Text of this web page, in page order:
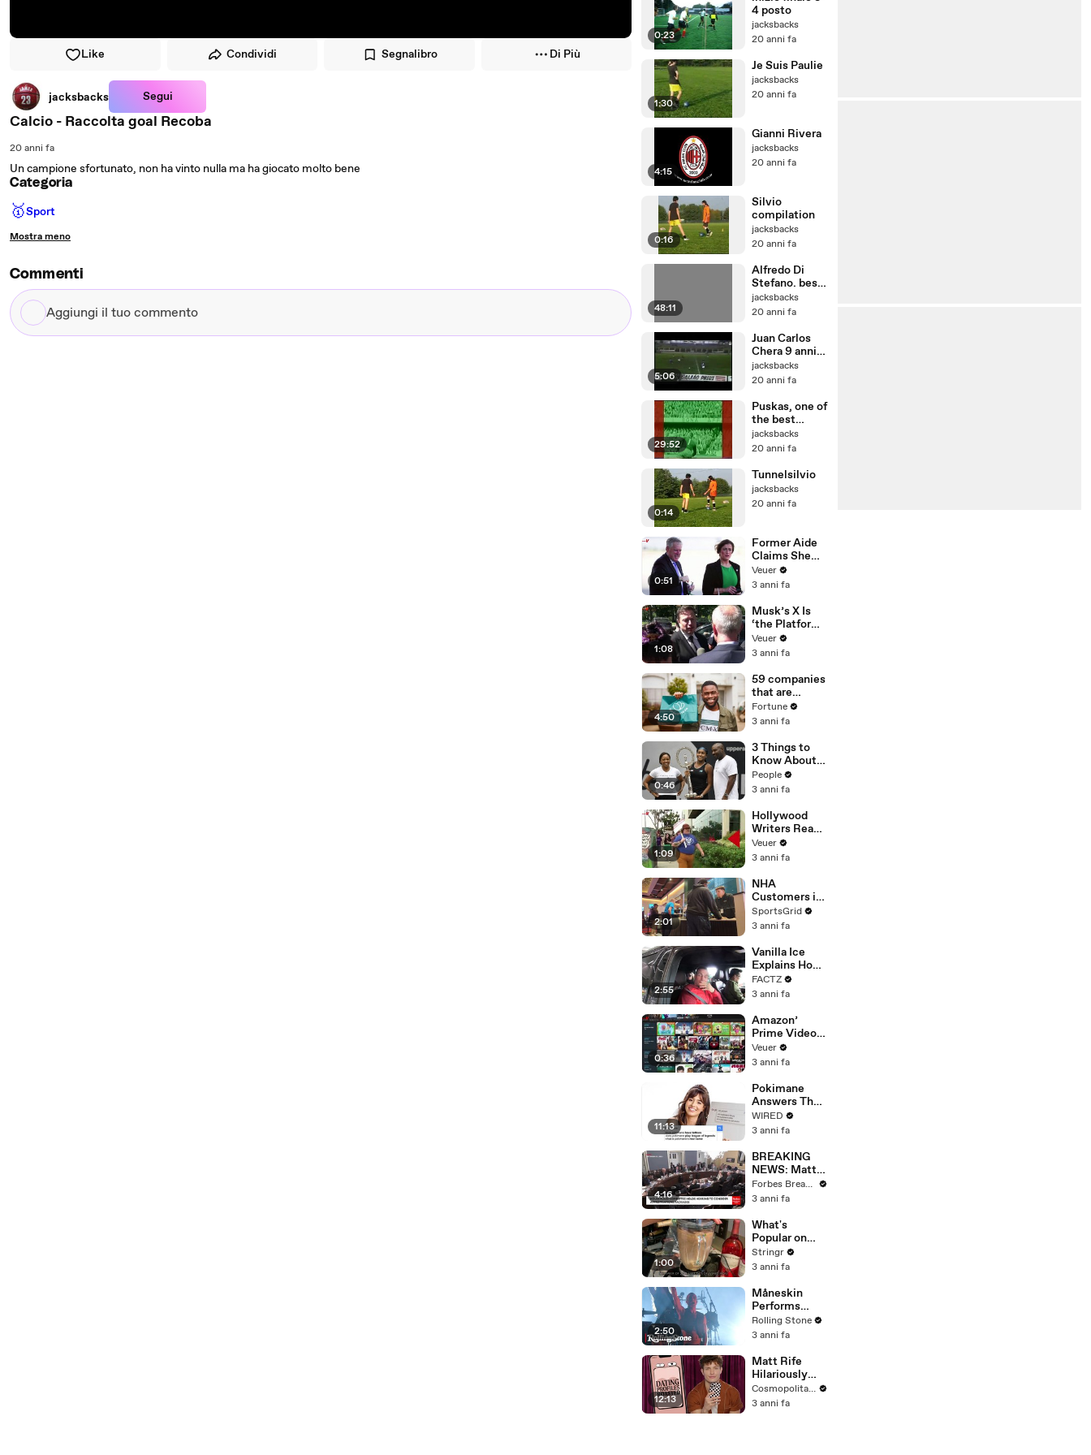
Like Condividi Segnalibro Di Più
jacksbacks Segui
Calcio - Raccolta goal Recoba
20 anni fa
Un campione sfortunato, non ha vinto nulla ma ha giocato molto bene
Categoria
🥇Sport
Mostra meno
Commenti
Aggiungi
il
0:23
4 posto
jacksbacks
20 anni fa
1:30
Je Suis Paulie
jacksbacks
20 anni fa
4:15
Gianni Rivera
jacksbacks
20 anni fa
0:16
Silvio
compilation
jacksbacks
20 anni fa
48:11
Alfredo Di
Stefano. best
soccer player
jacksbacks
20 anni fa
5:06
Juan Carlos
Chera 9 anni,
fenomeno
jacksbacks
20 anni fa
29:52
Puskas, one of
the best
soccer
players
jacksbacks
20 anni fa
0:14
Tunnelsilvio
jacksbacks
20 anni fa
0:51
Former Aide
Claims She
Was Asked to
Make a ‘Hit
Trump
Veuer
3 anni fa
1:08
Musk’s X Is
‘the Platform
With the
Largest Ratio
Misinformatio
n or
Disinformatio
n’ Amongst
All Social
Media
Platforms
Veuer
3 anni fa
4:50
59 companies
that are
changing the
world: From
Chobani
Fortune
3 anni fa
0:46
3 Things to
Know About
Coco Gauff's
Parents
People
3 anni fa
1:09
Hollywood
Writers Reach
‘Tentative
Agreement’
After 146 Day
Strike
Veuer
3 anni fa
2:01
NHA
Customers in
Limbo as
Company
Potential
Merger
SportsGrid
3 anni fa
2:55
Vanilla Ice
Explains How
the 90’s
Shaped
FACTZ
3 anni fa
0:36
Amazon’
Prime Video
Will Show
Commercials
Year
Veuer
3 anni fa
11:13
Pokimane
Answers The
Web's Most
Searched
WIRED
3 anni fa
4:16
BREAKING
NEWS: Matt
Gaetz Tells
House
'I'm Not Going
To Vote For A
Continuing
Resolution'
Forbes Breaking News
3 anni fa
1:00
What's
Popular on
Uber Eats?
Stringr
3 anni fa
2:50
Måneskin
Performs
"HONEY" at
MSG
Rolling Stone
3 anni fa
12:13
Matt Rife
Hilariously
Roasts Your
Dating
Cosmopolitan USA
3 anni fa